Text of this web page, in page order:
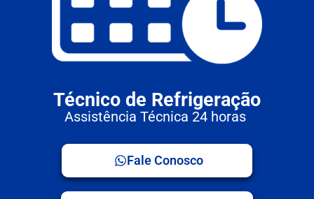
Técnico de Refrigeração
Assistência Técnica 24 horas
Fale Conosco